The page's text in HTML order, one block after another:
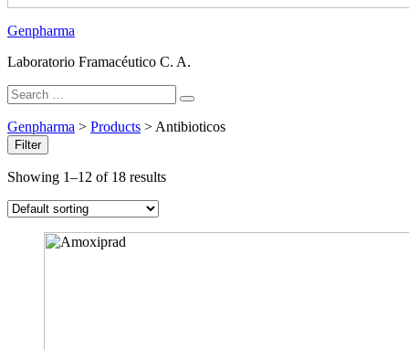
Genpharma
Laboratorio Framacéutico C. A.
Search
for:
Search
Genpharma > Products > Antibioticos
Filter
Showing 1–12 of 18 results